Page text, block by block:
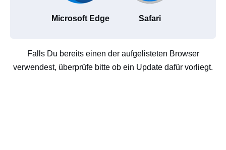
Microsoft Edge Safari
Falls Du bereits einen der aufgelisteten Browser
verwendest, überprüfe bitte ob ein Update dafür vorliegt.